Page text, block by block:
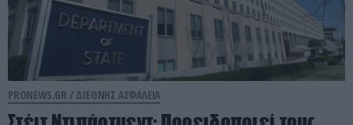
PRONEWS.GR / ΔΙΕΘΝΗΣ ΑΣΦΑΛΕΙΑ